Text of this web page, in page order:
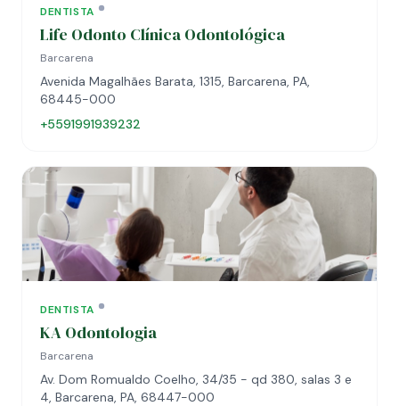
DENTISTA
Life Odonto Clínica Odontológica
Barcarena
Avenida Magalhães Barata, 1315, Barcarena, PA,
68445-000
+5591991939232
DENTISTA
KA Odontologia
Barcarena
Av. Dom Romualdo Coelho, 34/35 - qd 380, salas 3 e
4, Barcarena, PA, 68447-000